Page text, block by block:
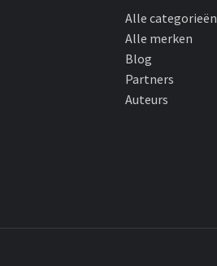
Alle categorieën
Alle merken
Blog
Partners
Auteurs